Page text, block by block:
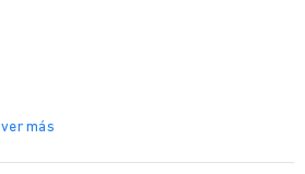
ver más